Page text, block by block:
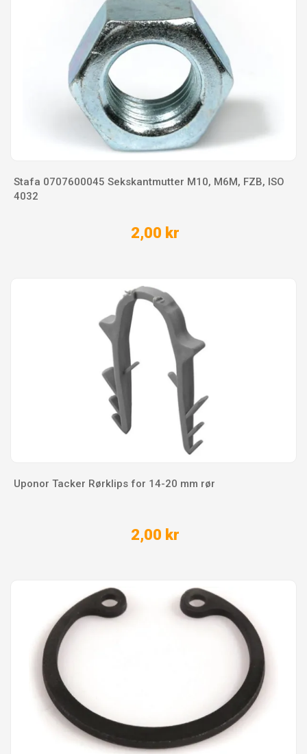
Stafa 0707600045 Sekskantmutter M10, M6M, FZB, ISO
4032
2,00 kr
Uponor Tacker Rørklips for 14-20 mm rør
2,00 kr